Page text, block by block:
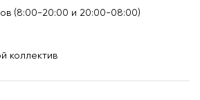
(8:00-20:00 и 20:00-08:00)
коллектив